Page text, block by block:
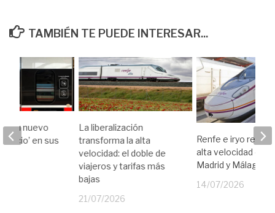
TAMBIÉN TE PUEDE INTERESAR...
La liberalización
transforma la alta
velocidad: el doble de
viajeros y tarifas más
bajas
21/07/2026
Renfe e iryo
alta velocidad
Madrid y Málaga
14/07/2026
su nuevo
en sus